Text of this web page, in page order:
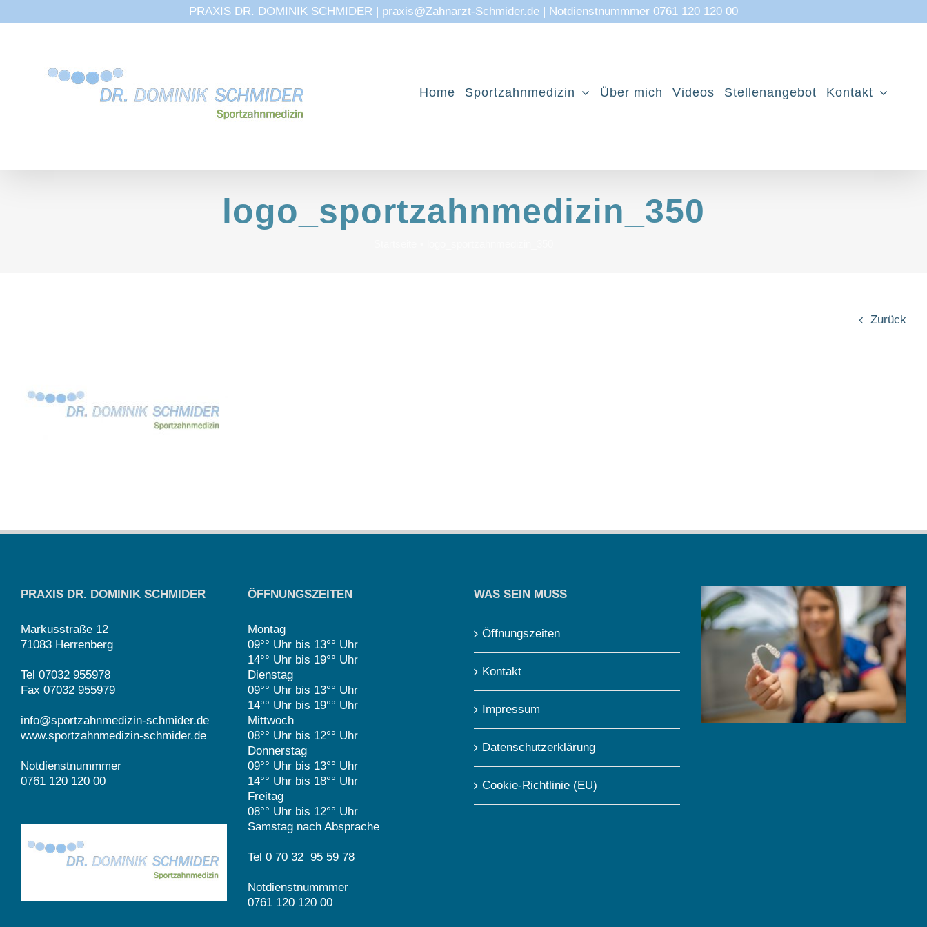
PRAXIS DR. DOMINIK SCHMIDER | praxis@Zahnarzt-Schmider.de | Notdienstnummmer 0761 120 120 00
Home Sportzahnmedizin Über mich Videos Stellenangebot Kontakt
logo_sportzahnmedizin_350
Zurück
PRAXIS DR. DOMINIK SCHMIDER
Markusstraße 12
71083 Herrenberg
Tel 07032 955978
Fax 07032 955979
info@sportzahnmedizin-schmider.de
www.sportzahnmedizin-schmider.de
Notdienstnummmer
0761 120 120 00
ÖFFNUNGSZEITEN
Montag
09°° Uhr bis 13°° Uhr
14°° Uhr bis 19°° Uhr
Dienstag
09°° Uhr bis 13°° Uhr
14°° Uhr bis 19°° Uhr
Mittwoch
08°° Uhr bis 12°° Uhr
Donnerstag
09°° Uhr bis 13°° Uhr
14°° Uhr bis 18°° Uhr
Freitag
08°° Uhr bis 12°° Uhr
Samstag nach Absprache
Tel 0 70 32 95 59 78
Notdienstnummmer
0761 120 120 00
WAS SEIN MUSS
Öffnungszeiten
Kontakt
Impressum
Datenschutzerklärung
Cookie-Richtlinie (EU)